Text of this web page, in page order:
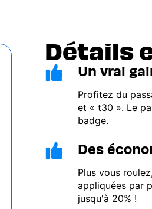
Détails
Image Un vrai
Profitez du
et « t30 ». Le
badge.
Image Des
Plus vous
appliquées par
jusqu'à 20% !